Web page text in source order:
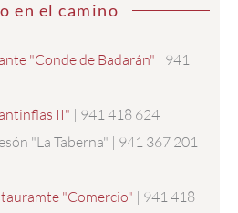
en el camino
"Conde de Badarán" | 941
II" | 941 418 624
"La Taberna" | 941 367 201
"Comercio" | 941 418